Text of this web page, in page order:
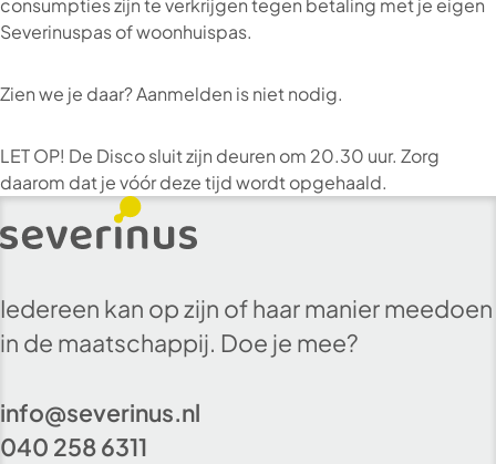
consumpties zijn te verkrijgen tegen betaling met je eigen
Severinuspas of woonhuispas.
Zien we je daar? Aanmelden is niet nodig.
LET OP! De Disco sluit zijn deuren om 20.30 uur. Zorg
daarom dat je vóór deze tijd wordt opgehaald.
Iedereen kan op zijn of haar manier meedoen
in de maatschappij. Doe je mee?
info@severinus.nl
040 258 6311